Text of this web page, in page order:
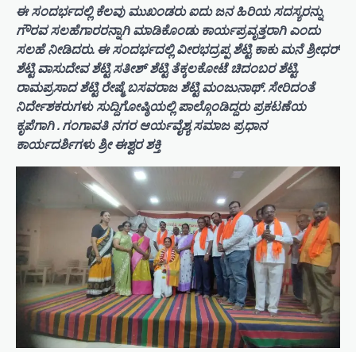
ಈ ಸಂದರ್ಭದಲ್ಲಿ ಕೆಲವು ಮುಖಂಡರು ಐದು ಜನ ಹಿರಿಯ ಸದಸ್ಯರನ್ನು
ಗೌರವ ಸಲಹೆಗಾರರನ್ನಾಗಿ ಮಾಡಿಕೊಂಡು ಕಾರ್ಯಪ್ರವೃತ್ತರಾಗಿ ಎಂದು
ಸಲಹೆ ನೀಡಿದರು. ಈ ಸಂದರ್ಭದಲ್ಲಿ ವೀರಭದ್ರಪ್ಪ ಶೆಟ್ಟಿ ಕಾಕು ಮನೆ ಶ್ರೀಧರ್
ಶೆಟ್ಟಿ ವಾಸುದೇವ ಶೆಟ್ಟಿ ಸತೀಶ್ ಶೆಟ್ಟಿ ತೆಕ್ಕಲಕೋಟೆ ಚಿದಂಬರ ಶೆಟ್ಟಿ.
ರಾಮಪ್ರಸಾದ ಶೆಟ್ಟಿ ರೇಷ್ಮೆ ಬಸವರಾಜ ಶೆಟ್ಟಿ ಮಂಜುನಾಥ್. ಸೇರಿದಂತೆ
ನಿರ್ದೇಶಕರುಗಳು ಸುದ್ದಿಗೋಷ್ಠಿಯಲ್ಲಿ ಪಾಲ್ಗೊಂಡಿದ್ದರು ಪ್ರಕಟಣೆಯ
ಕೃಪೆಗಾಗಿ . ಗಂಗಾವತಿ ನಗರ ಆರ್ಯವೈಶ್ಯ ಸಮಾಜ ಪ್ರಧಾನ
ಕಾರ್ಯದರ್ಶಿಗಳು ಶ್ರೀ ಈಶ್ವರ ಶಕ್ತಿ